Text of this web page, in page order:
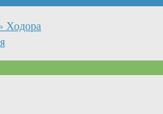
Ходора